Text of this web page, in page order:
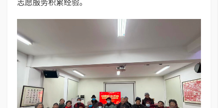
志愿服务积累经验。